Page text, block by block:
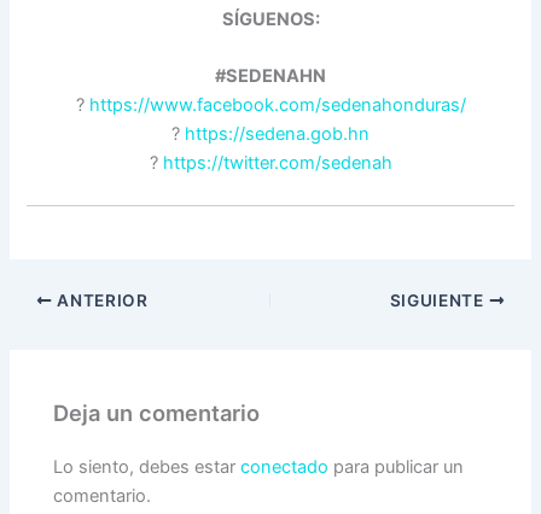
SÍGUENOS:
#SEDENAHN
? https://www.facebook.com/sedenahonduras/
? https://sedena.gob.hn
? https://twitter.com/sedenah
ANTERIOR SIGUIENTE
Deja un comentario
Lo siento, debes estarconectado para publicar un
comentario.